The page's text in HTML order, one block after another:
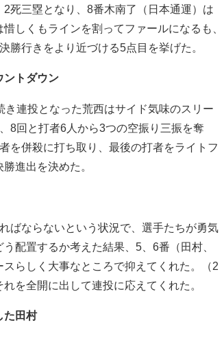
死三塁となり、8番木南了（日本通運）は
しくもラインを割ってファールになるも、
勝行きをより近づける5点目を挙げた。
ントダウン
連投となった荒西はサイド気味のスリー
8回と打者6人から3つの空振り三振を奪
を併殺に打ち取り、最後の打者をライトフ
進出を決めた。
ばならないという状況で、選手たちが勇気
配置するか考えた結果、5、6番（田村、
らしく大事なところで抑えてくれた。（2
を全開に出して連投に応えてくれた。
た田村